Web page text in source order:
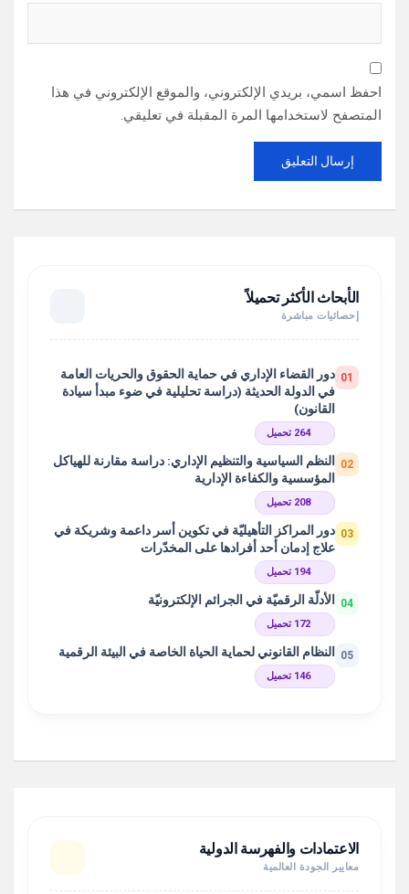
احفظ اسمي، بريدي الإلكتروني، والموقع الإلكتروني في هذا
المتصفح لاستخدامها المرة المقبلة في تعليقي.
الأبحاث الأكثر تحميلاً
إحصائيات مباشرة
01 دور القضاء الإداري في حماية الحقوق والحريات العامة
في الدولة الحديثة (دراسة تحليلية في ضوء مبدأ سيادة
القانون)
264 تحميل
02
النظم السياسية والتنظيم الإداري: دراسة مقارنة للهياكل
المؤسسية والكفاءة الإدارية
208 تحميل
03 دور المراكز التأهيليّة في تكوين أسر داعمة وشريكة في
علاج إدمان أحد أفرادها على المخدّرات
194 تحميل
04 الأدلّة الرقميّة في الجرائم الإلكترونيّة
172 تحميل
05 النظام القانوني لحماية الحياة الخاصة في البيئة الرقمية
146 تحميل
الاعتمادات والفهرسة الدولية
معايير الجودة العالمية